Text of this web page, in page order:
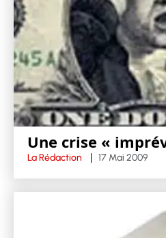
Une crise «
La Rédaction 17 Mai 2009